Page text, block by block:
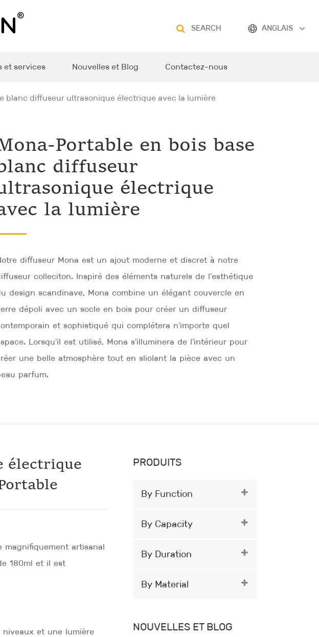
SEARCH ANGLAIS
et services Nouvelles et Blog Contactez-nous
blanc diffuseur ultrasonique électrique avec la lumière
Portable en bois base
diffuseur
électrique
la lumière
diffuseur Mona est un ajout moderne et discret à notre
colleciton. Inspiré des éléments naturels de l'esthétique
design scandinave, Mona combine un élégant couvercle en
dépoli avec un socle en bois pour créer un diffuseur
et sophistiqué qui complétera n'importe quel
Lorsqu'il est utilisé, Mona s'illuminera de l'intérieur pour
une belle atmosphère tout en sliolant la pièce avec un
parfum.
électrique
magnifiquement artisanal
180ml et il est
et une lumière
PRODUITS
By Function
By Capacity
By Duration
By Material
NOUVELLES ET BLOG